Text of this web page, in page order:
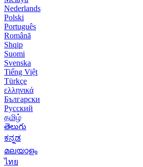
Nederlands
Polski
Português
Română
Shqip
Suomi
Svenska
Tiếng Việt
Türkçe
ελληνικά
Български
Русский
தமிழ்
తెలుగు
ಕನ್ನಡ
മലയാളം
ไทย